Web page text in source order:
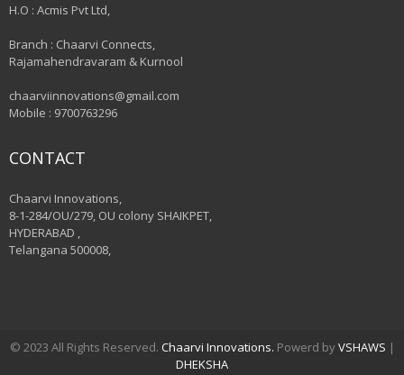
H.O : Acmis Pvt Ltd,
Branch : Chaarvi Connects,
Rajamahendravaram & Kurnool
chaarviinnovations@gmail.com
Mobile : 9700763296
CONTACT
Chaarvi Innovations,
8-1-284/OU/279, OU colony SHAIKPET,
HYDERABAD ,
Telangana 500008,
© 2023 All Rights Reserved. Chaarvi Innovations. Powerd byVSHAWS |
DHEKSHA